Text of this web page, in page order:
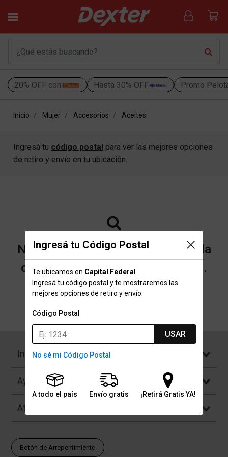
20% OFF con Hasta 30% OFF Promo
Ingresá tu Código Postal
Te ubicamos en Capital Federal
Ingresá tu código postal y te mostraremos las
mejores opciones de retiro y envío.
Código Postal
USAR
No sé mi Código Postal
A todo el país Envío gratis ¡Retirá Gratis YA!
Inicio Mujer Accesorios Aceites
Ingresá tu código postal para ver las mejores opciones
de retiro y envío en tu ubicación.
No encontramos resultados para la
categoría "Aceites" que buscaste.
Institucional
Ayuda
Atención al Cliente
Botón de Arrepentimiento